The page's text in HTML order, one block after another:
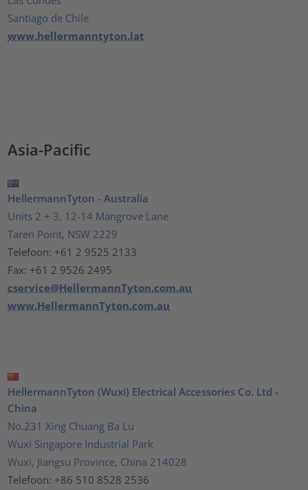
Santiago de Chile
www.hellermanntyton.lat
Asia-Pacific
HellermannTyton - Australia
Units 2 + 3, 12-14 Mangrove Lane
Taren Point, NSW 2229
Telefoon: +61 2 9525 2133
Fax: +61 2 9526 2495
cservice@HellermannTyton.com.au
www.HellermannTyton.com.au
HellermannTyton (Wuxi) Electrical Accessories Co. Ltd -
China
No.231 Xing Chuang Ba Lu
Wuxi Singapore Industrial Park
Wuxi, Jiangsu Province, China 214028
Telefoon: +86 510 8528 2536